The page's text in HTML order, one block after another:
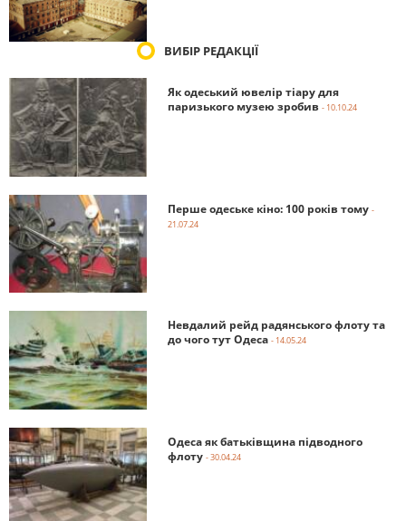
ВИБІР РЕДАКЦІЇ
Як одеський ювелір тіару для
паризького музею зробив - 10.10.24
Перше одеське кіно: 100 років тому -
21.07.24
Невдалий рейд радянського флоту та
до чого тут Одеса - 14.05.24
Одеса як батьківщина підводного
флоту - 30.04.24